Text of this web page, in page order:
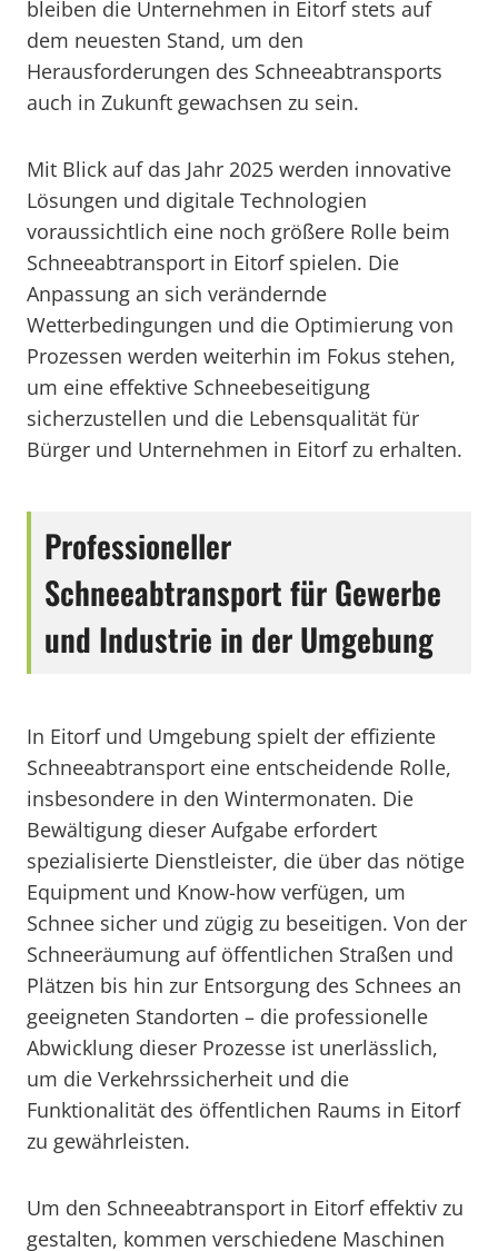
bleiben die Unternehmen in Eitorf stets auf
dem neuesten Stand, um den
Herausforderungen des Schneeabtransports
auch in Zukunft gewachsen zu sein.
Mit Blick auf das Jahr 2025 werden innovative
Lösungen und digitale Technologien
voraussichtlich eine noch größere Rolle beim
Schneeabtransport in Eitorf spielen. Die
Anpassung an sich verändernde
Wetterbedingungen und die Optimierung von
Prozessen werden weiterhin im Fokus stehen,
um eine effektive Schneebeseitigung
sicherzustellen und die Lebensqualität für
Bürger und Unternehmen in Eitorf zu erhalten.
Professioneller
Schneeabtransport für Gewerbe
und Industrie in der Umgebung
In Eitorf und Umgebung spielt der effiziente
Schneeabtransport eine entscheidende Rolle,
insbesondere in den Wintermonaten. Die
Bewältigung dieser Aufgabe erfordert
spezialisierte Dienstleister, die über das nötige
Equipment und Know-how verfügen, um
Schnee sicher und zügig zu beseitigen. Von der
Schneeräumung auf öffentlichen Straßen und
Plätzen bis hin zur Entsorgung des Schnees an
geeigneten Standorten – die professionelle
Abwicklung dieser Prozesse ist unerlässlich,
um die Verkehrssicherheit und die
Funktionalität des öffentlichen Raums in Eitorf
zu gewährleisten.
Um den Schneeabtransport in Eitorf effektiv zu
gestalten, kommen verschiedene Maschinen